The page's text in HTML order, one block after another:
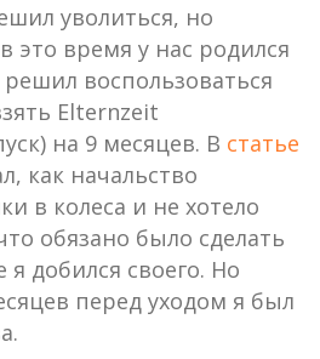
уволиться, но
это время у нас родился
воспользоваться
Elternzeit
на 9 месяцев. В статье
как начальство
в колеса и не хотело
обязано было сделать
я добился своего. Но
перед уходом я был